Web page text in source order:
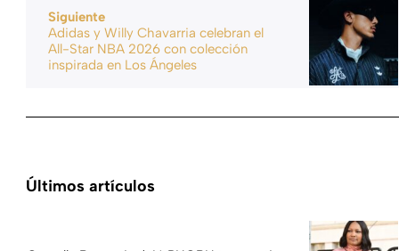
Siguiente
Adidas y Willy Chavarria celebran el
All-Star NBA 2026 con colección
inspirada en Los Ángeles
Últimos artículos